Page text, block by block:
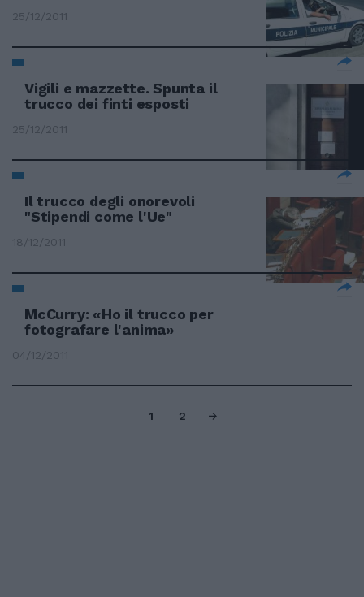
25/12/2011
Vigili e mazzette. Spunta il
trucco dei finti esposti
25/12/2011
Il trucco degli onorevoli
"Stipendi come l'Ue"
18/12/2011
McCurry: «Ho il trucco per
fotografare l'anima»
04/12/2011
1 2